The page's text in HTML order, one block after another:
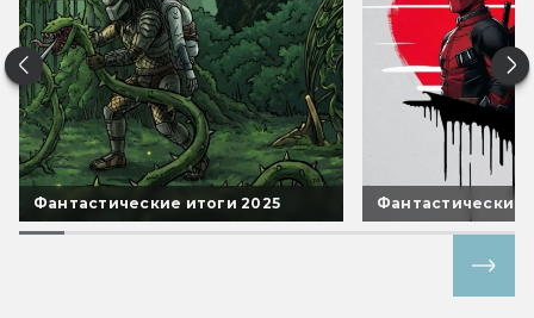
Фантастические итоги 2025 Фантастические